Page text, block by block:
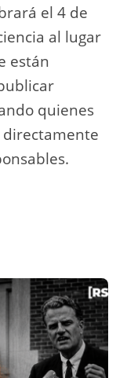
el 4 de
al lugar
están
quienes
directamente